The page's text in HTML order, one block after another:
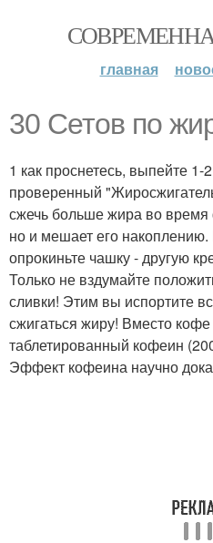
главная
30 Сетов по
1 как проснетесь, выпейте
проверенный
сжечь больше жира во время
но и мешает его
опрокиньте чашку - другую
Только не вздумайте
сливки! Этим вы испортите
сжигаться жиру! Вместо
таблетированный кофеин
Эффект кофеина научно